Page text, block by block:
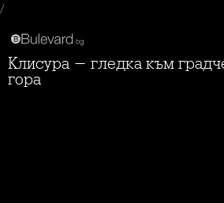
/
Клисура - гледка към градчето от Средна
гора